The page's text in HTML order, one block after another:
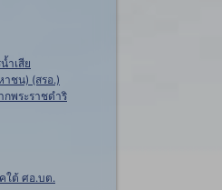
ำเสีย
าชน) (สรอ.)
กพระราชดำริ
ใต้ ศอ.บต.